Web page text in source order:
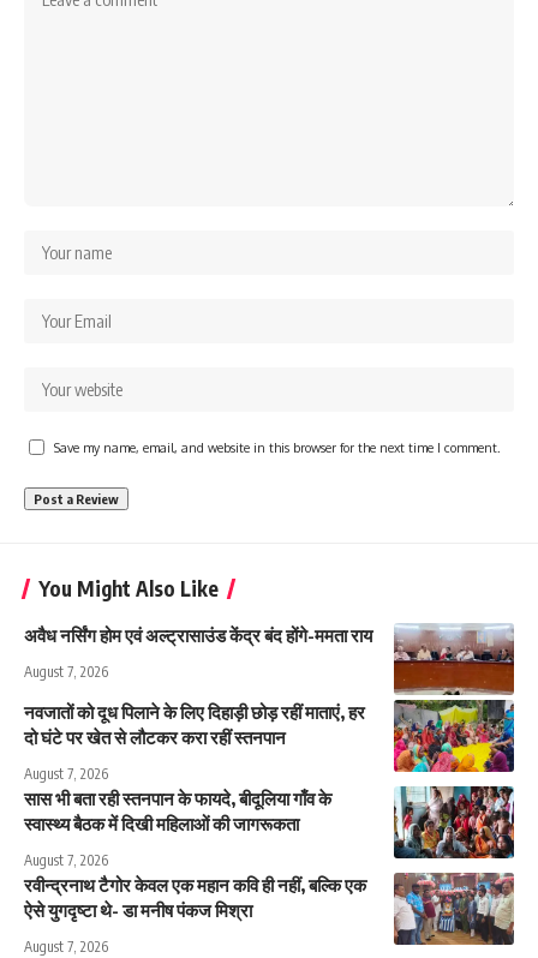
Save my name, email, and website in this browser for the next time I comment.
You Might Also Like
अवैध नर्सिंग होम एवं अल्ट्रासाउंड केंद्र बंद होंगे-ममता राय
August 7, 2026
नवजातों को दूध पिलाने के लिए दिहाड़ी छोड़ रहीं माताएं, हर
दो घंटे पर खेत से लौटकर करा रहीं स्तनपान
August 7, 2026
सास भी बता रही स्तनपान के फायदे, बीदूलिया गाँव के
स्वास्थ्य बैठक में दिखी महिलाओं की जागरूकता
August 7, 2026
रवीन्द्रनाथ टैगोर केवल एक महान कवि ही नहीं, बल्कि एक
ऐसे युगदृष्टा थे- डा मनीष पंकज मिश्रा
August 7, 2026